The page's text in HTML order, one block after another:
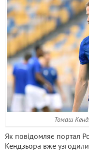
Томаш
Як повідомляє портал
Кендзьора вже узгодили